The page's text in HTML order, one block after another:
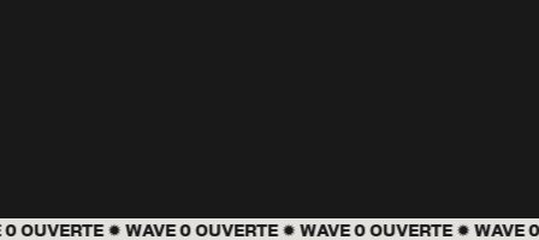
0 OUVERTE ✹ WAVE 0 OUVERTE ✹ WAVE 0 OUVERTE ✹ WAVE